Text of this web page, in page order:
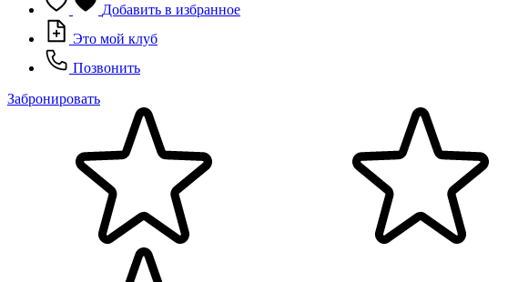
Добавить в избранное
Это мой клуб
Позвонить
Забронировать